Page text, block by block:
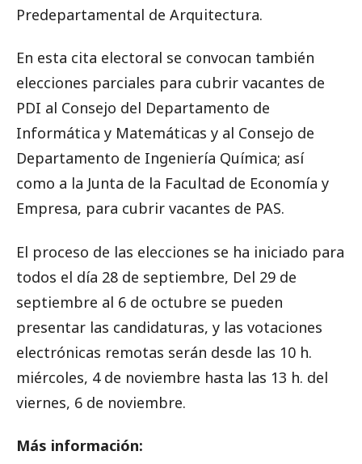
Predepartamental de Arquitectura.
En esta cita electoral se convocan también
elecciones parciales para cubrir vacantes de
PDI al Consejo del Departamento de
Informática y Matemáticas y al Consejo de
Departamento de Ingeniería Química; así
como a la Junta de la Facultad de Economía y
Empresa, para cubrir vacantes de PAS.
El proceso de las elecciones se ha iniciado para
todos el día 28 de septiembre, Del 29 de
septiembre al 6 de octubre se pueden
presentar las candidaturas, y las votaciones
electrónicas remotas serán desde las 10 h.
miércoles, 4 de noviembre hasta las 13 h. del
viernes, 6 de noviembre.
Más información: